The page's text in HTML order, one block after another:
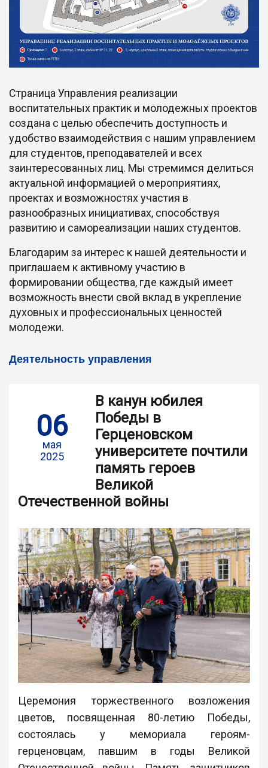
Страница Управления реализации
воспитательных практик и молодежных проектов
создана с целью обеспечить доступность и
удобство взаимодействия с нашим управлением
для студентов, преподавателей и всех
заинтересованных лиц. Мы стремимся делиться
актуальной информацией о мероприятиях,
проектах и возможностях участия в
разнообразных инициативах, способствуя
развитию и самореализации наших студентов.
Благодарим за интерес к нашей деятельности и
приглашаем к активному участию в
формировании общества, где каждый имеет
возможность внести свой вклад в укрепление
духовных и профессиональных ценностей
молодежи.
Деятельность управления
06
мая
2025
В канун юбилея
Победы в
Герценовском
университете почтили
память героев
Великой
Отечественной войны
Церемония торжественного возложения
цветов, посвященная 80-летию Победы,
состоялась у мемориала героям-
герценовцам, павшим в годы Великой